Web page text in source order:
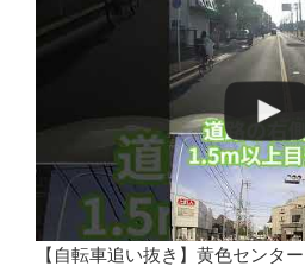
【自転車追い抜き】黄色センタ